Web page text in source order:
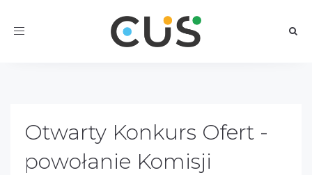
Toggle
Otwarty Konkurs Ofert -
powołanie Komisji